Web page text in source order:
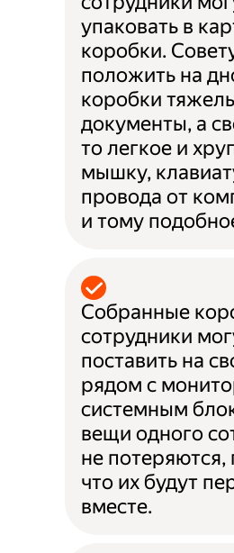
упаковать в
коробки.
положить на
коробки
документы, а
то легкое и
мышку,
провода от
и тому
Собранные
сотрудники
поставить на
рядом с
системным
вещи одного
не потеряются,
что их будут
вместе.